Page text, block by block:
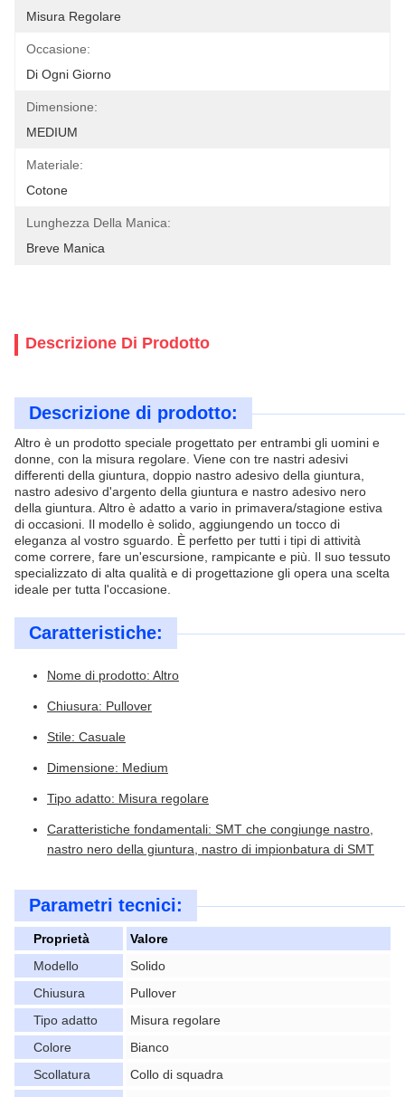
Misura Regolare
Occasione:
Di Ogni Giorno
Dimensione:
MEDIUM
Materiale:
Cotone
Lunghezza Della Manica:
Breve Manica
Descrizione Di Prodotto
Descrizione di prodotto:
Altro è un prodotto speciale progettato per entrambi gli uomini e
donne, con la misura regolare. Viene con tre nastri adesivi
differenti della giuntura, doppio nastro adesivo della giuntura,
nastro adesivo d'argento della giuntura e nastro adesivo nero
della giuntura. Altro è adatto a vario in primavera/stagione estiva
di occasioni. Il modello è solido, aggiungendo un tocco di
eleganza al vostro sguardo. È perfetto per tutti i tipi di attività
come correre, fare un'escursione, rampicante e più. Il suo tessuto
specializzato di alta qualità e di progettazione gli opera una scelta
ideale per tutta l'occasione.
Caratteristiche:
Nome di prodotto: Altro
Chiusura: Pullover
Stile: Casuale
Dimensione: Medium
Tipo adatto: Misura regolare
Caratteristiche fondamentali: SMT che congiunge nastro,
nastro nero della giuntura, nastro di impionbatura di SMT
Parametri tecnici:
Proprietà
Valore
Modello
Solido
Chiusura
Pullover
Tipo adatto
Misura regolare
Colore
Bianco
Scollatura
Collo di squadra